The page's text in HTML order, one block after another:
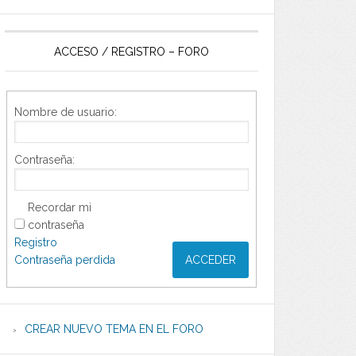
ACCESO / REGISTRO – FORO
Nombre de usuario:
Contraseña:
Recordar mi
contraseña
ACCEDER
Registro
Contraseña perdida
CREAR NUEVO TEMA EN EL FORO